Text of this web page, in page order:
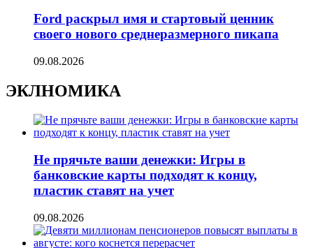
Ford раскрыл имя и стартовый ценник
своего нового среднеразмерного пикапа
09.08.2026
ЭКЛНОМИКА
Не прячьте ваши денежки: Игры в
банковские карты подходят к концу,
пластик ставят на учет
09.08.2026